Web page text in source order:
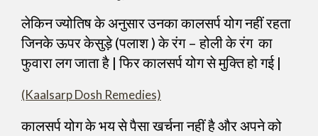
लेकिन ज्योतिष के अनुसार उनका कालसर्प योग नहीं रहता
जिनके ऊपर केसुड़े (पलाश ) के रंग – होली के रंग का
फुवारा लग जाता है | फिर कालसर्प योग से मुक्ति हो गई |
(Kaalsarp Dosh Remedies)
कालसर्प योग के भय से पैसा खर्चना नहीं है और अपने को